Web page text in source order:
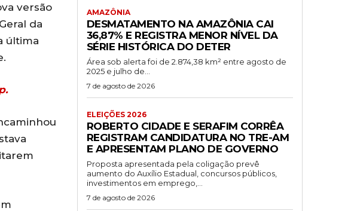
versão
da
última
AMAZÔNIA
DESMATAMENTO NA AMAZÔNIA CAI
36,87% E REGISTRA MENOR NÍVEL DA
SÉRIE HISTÓRICA DO DETER
Área sob alerta foi de 2.874,38 km² entre agosto de
2025 e julho de...
7 de agosto de 2026
ELEIÇÕES 2026
ROBERTO CIDADE E SERAFIM CORRÊA
REGISTRAM CANDIDATURA NO TRE-AM
E APRESENTAM PLANO DE GOVERNO
Proposta apresentada pela coligação prevê
aumento do Auxílio Estadual, concursos públicos,
investimentos em emprego,...
7 de agosto de 2026